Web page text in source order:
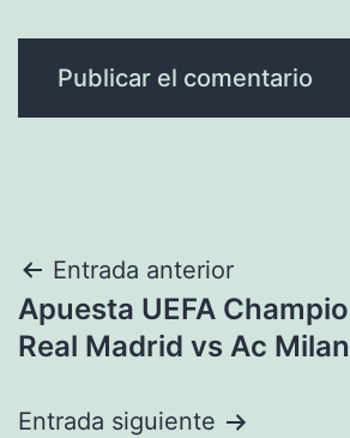
Navegación
de
Entrada anterior
Apuesta UEFA
Real Madrid vs Ac Milan
Entrada siguiente